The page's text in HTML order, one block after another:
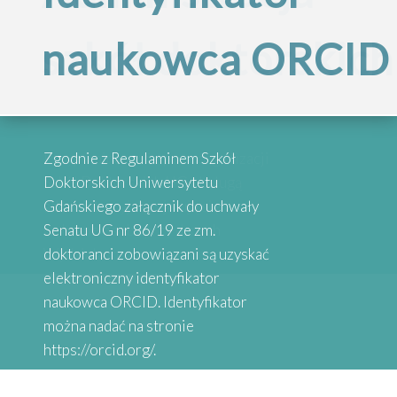
szkół doktorskich
Przypominamy, że po reorganizacji
Szkół Doktorskich UG obsługą
administracyjną zajmują się
wybrane osoby przy danych
Wydziałach
naukowca ORCID
Zgodnie z Regulaminem Szkół
Doktorskich Uniwersytetu
Gdańskiego załącznik do uchwały
Senatu UG nr 86/19 ze zm.
doktoranci zobowiązani są uzyskać
elektroniczny identyfikator
naukowca ORCID. Identyfikator
można nadać na stronie
https://orcid.org/.
Szkół
Doktorskich
Uniwersytetu
Gdańskiego”
historie
absolwentów
zapoznania się z historiami osób,
które uzyskały stopień doktora.
Absolwenci studiów doktoranckich
SEA-EU DOC opowiadają o swoich